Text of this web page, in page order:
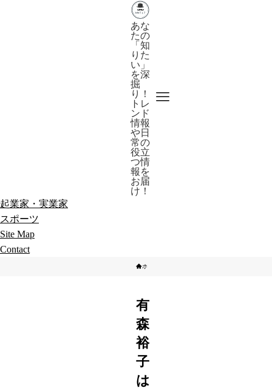
あな
たの
「知
りた
い」
を深
掘
り！
トレ
ンド
情報
や日
常の
役立
つ情
報を
お届
け！
起業家・実業家
スポーツ
Site Map
Contact
ホーム
有
森
裕
子
は